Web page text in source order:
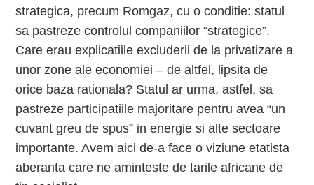
strategica, precum Romgaz, cu o conditie: statul
sa pastreze controlul companiilor “strategice”.
Care erau explicatiile excluderii de la privatizare a
unor zone ale economiei – de altfel, lipsita de
orice baza rationala? Statul ar urma, astfel, sa
pastreze participatiile majoritare pentru avea “un
cuvant greu de spus” in energie si alte sectoare
importante. Avem aici de-a face o viziune etatista
aberanta care ne aminteste de tarile africane de